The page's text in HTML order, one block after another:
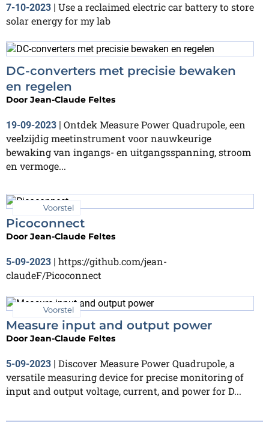
7-10-2023
Use a reclaimed electric car battery to store
solar energy for my lab
DC-converters met precisie bewaken
en regelen
Door Jean-Claude Feltes
19-09-2023 | Ontdek Measure Power Quadrupole, een
veelzijdig meetinstrument voor nauwkeurige
bewaking van ingangs- en uitgangsspanning, stroom
en vermoge...
Voorstel
Picoconnect
Door Jean-Claude Feltes
5-09-2023 | https://github.com/jean-
claudeF/Picoconnect
Voorstel
Measure input and output power
Door Jean-Claude Feltes
5-09-2023 | Discover Measure Power Quadrupole, a
versatile measuring device for precise monitoring of
input and output voltage, current, and power for D...